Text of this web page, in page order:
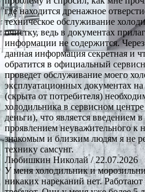
где находится дренажное
техническое обслуживание
очистку, ведь в документах
информации не содержится.
данная информация секретная и
обратится в официальный
проведет обслуживание моего
эксплуатационных документах на
(скрыта от потребителя)
холодильника в сервисном
деньги), что является введением
проявлением неуважительного
знакомым и близким людям я не
технику самсунг.
Любишкин Николай/ 22.07.2026
У меня холодильник и
никаких нареканий нет.